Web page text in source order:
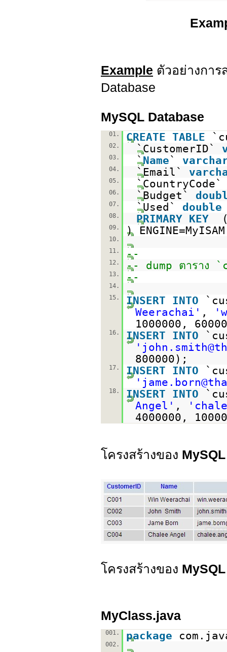
Example ตัวอย่างการ
Database
MySQL Database
01. CREATE TABLE
02. `CustomerID`
03. `Name`
04. `Email`
05.
06. `Budget`
07. `Used` double
08. PRIMARY KEY
09. )
10.
11.
--
12. -- dump ตาราง
13. --
14.
15.
INSERT INTO
Weerachai' ,
1000000,
16. INSERT INTO
800000);
17. INSERT INTO
18. INSERT INTO
Angel' ,
4000000,
โครงสร้างของ
โครงสร้างของ
MyClass.java
001. package
002.